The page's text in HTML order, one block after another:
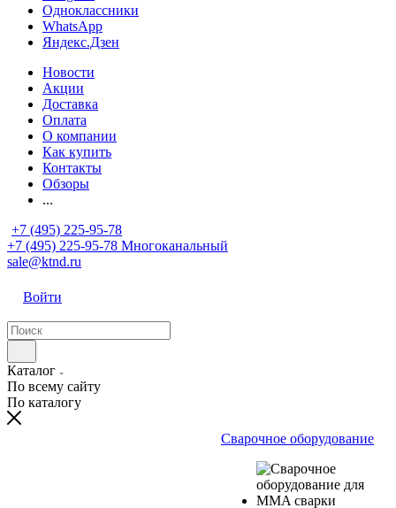
Одноклассники
WhatsApp
Яндекс.Дзен
Новости
Акции
Доставка
Оплата
О компании
Как купить
Контакты
Обзоры
...
+7 (495) 225-95-78
+7 (495) 225-95-78 Многоканальный
sale@ktnd.ru
Войти
Каталог
По всему сайту
По каталогу
Сварочное оборудование